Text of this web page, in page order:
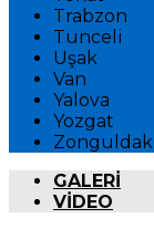
Trabzon
Tunceli
Uşak
Van
Yalova
Yozgat
Zonguldak
GALERİ
VİDEO